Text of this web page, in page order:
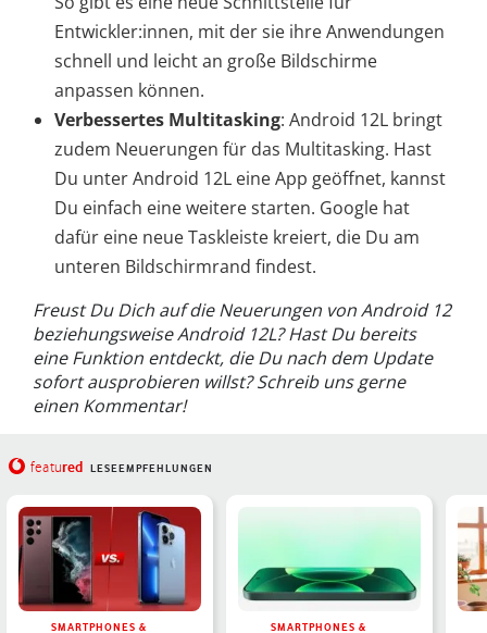
Entwickler:innen, mit der sie ihre Anwendungen
schnell und leicht an große Bildschirme
anpassen können.
Verbessertes Multitasking: Android 12L bringt
zudem Neuerungen für das Multitasking. Hast
Du unter Android 12L eine App geöffnet, kannst
Du einfach eine weitere starten. Google hat
dafür eine neue Taskleiste kreiert, die Du am
unteren Bildschirmrand findest.
Freust Du Dich auf die Neuerungen von Android 12
beziehungsweise Android 12L? Hast Du bereits
eine Funktion entdeckt, die Du nach dem Update
sofort ausprobieren willst? Schreib uns gerne
einen Kommentar!
featured LESEEMPFEHLUNGEN
SMARTPHONES &
SMARTPHONES &